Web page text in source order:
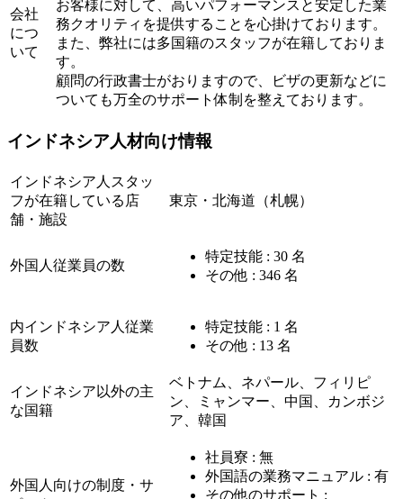
会社
につ
いて
お客様に対して、高いパフォーマンスと安定した業
務クオリティを提供することを心掛けております。
また、弊社には多国籍のスタッフが在籍しておりま
す。
顧問の行政書士がおりますので、ビザの更新などに
ついても万全のサポート体制を整えております。
インドネシア人材向け情報
インドネシア人スタッ
フが在籍している店
舗・施設
東京・北海道（札幌）
外国人従業員の数
特定技能 : 30 名
その他 : 346 名
内インドネシア人従業
員数
特定技能 : 1 名
その他 : 13 名
インドネシア以外の主
な国籍
ベトナム、ネパール、フィリピ
ン、ミャンマー、中国、カンボジ
ア、韓国
外国人向けの制度・サ
社員寮 : 無
外国語の業務マニュアル : 有
その他のサポート :